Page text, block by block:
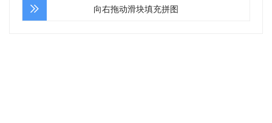
向右拖动滑块填充拼图